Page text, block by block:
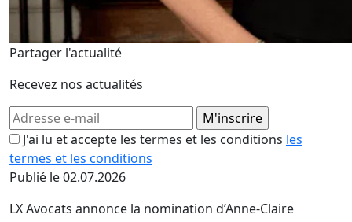
Publié le 02.07.2026
LX Avocats annonce la nomination d’Anne-Claire
Partager l'actualité
Recevez nos actualités
J'ai lu et accepte les termes et les conditions les
termes et les conditions